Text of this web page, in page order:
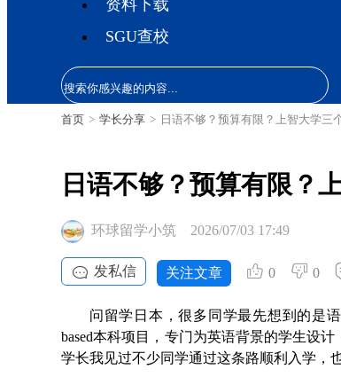
资料下载
SGU查校
首页 > 学长分享 > 日语不够？预算有限？上智大学三
日语不够？预算有限？
环球留学小筑 2026/07/03 17:49
发私信 关注文章 0 0
问留学日本，很多同学最先想到的是
based本科项目，专门为英语背景的学生设
学长我见过不少同学通过这条路顺利入学，